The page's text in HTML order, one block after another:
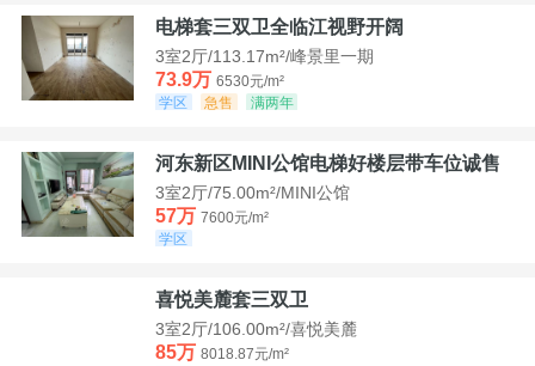
电梯套三双卫全临江视野开阔
3室2厅/113.17m²/峰景里一期
73.9万 6530元/m²
学区
急售 满两年
河东新区MINI公馆电梯好楼层带车位诚售
3室2厅/75.00m²/MINI公馆
57万 7600元/m²
学区
喜悦美麓套三双卫
3室2厅/106.00m²/喜悦美麓
85万 8018.87元/m²